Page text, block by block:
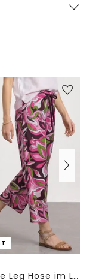
7/8 Wide Leg Hose im Loose Fit